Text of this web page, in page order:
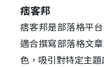
痞客邦
痞客邦是部落格平
適合撰寫部落格文
色，吸引對特定主題